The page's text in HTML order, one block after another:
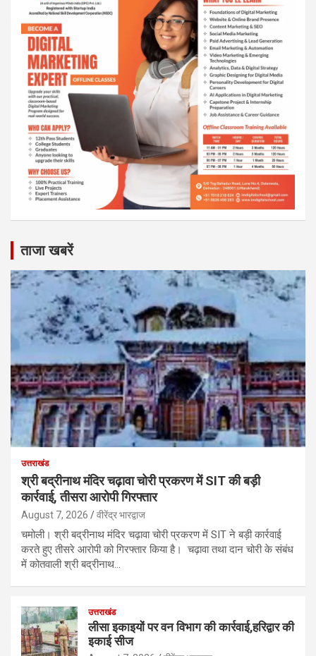
ताजा खबरें
उत्तराखंड
श्री बद्रीनाथ मंदिर चढ़ावा चोरी प्रकरण में SIT की बड़ी
कार्रवाई, तीसरा आरोपी गिरफ्तार
August 7, 2026 वीरेंद्र भारद्वाज
चमोली। श्री बद्रीनाथ मंदिर चढ़ावा चोरी प्रकरण में SIT ने बड़ी कार्रवाई
करते हुए तीसरे आरोपी को गिरफ्तार किया है। चढ़ावा तथा दान चोरी के संबंध
में कोतवाली श्री बद्रीनाथ…
उत्तराखंड
लीसा इकाइयों पर वन विभाग की कार्रवाई,हरिद्वार की
इकाई सीज